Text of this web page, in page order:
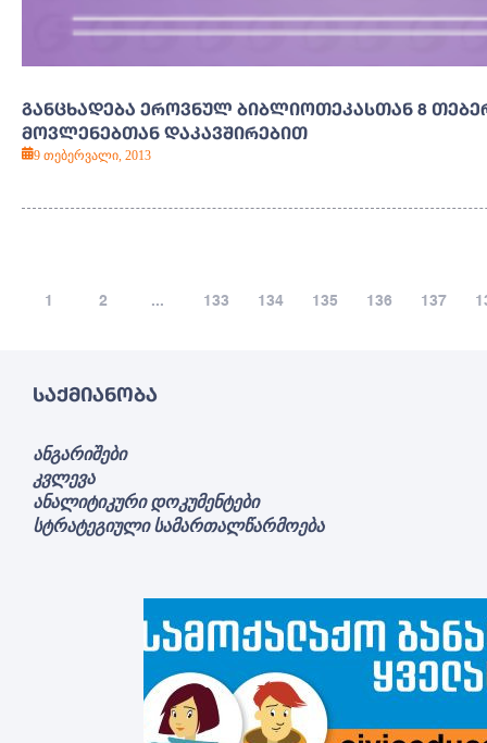
ᲒᲐᲜᲪᲮᲐᲓᲔᲑᲐ ᲔᲠᲝᲕᲜᲣᲚ ᲑᲘᲑᲚᲘᲝᲗᲔᲙᲐᲡᲗᲐᲜ 8
ᲛᲝᲕᲚᲔᲜᲔᲑᲗᲐᲜ ᲓᲐᲙᲐᲕᲨᲘᲠᲔᲑᲘᲗ
9 თებერვალი, 2013
1 2 ... 133 134 135 136 137
ᲡᲐᲥᲛᲘᲐᲜᲝᲑᲐ
ანგარიშები
კვლევა
ანალიტიკური დოკუმენტები
სტრატეგიული სამართალწარმოება